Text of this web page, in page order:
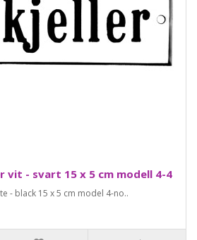
vit - svart 15 x 5 cm modell 4-4
- black 15 x 5 cm model 4-no..